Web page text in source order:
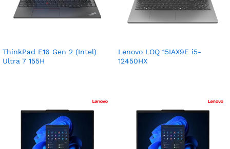
ThinkPad E16 Gen 2 (Intel)
Ultra 7 155H
Lenovo LOQ 15IAX9E i5-
12450HX